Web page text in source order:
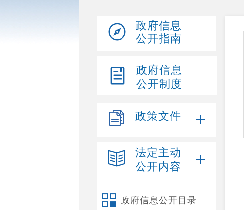
政府信息
公开指南
政府信息
公开制度
政策文件
法定主动
公开内容
政府信息公开目录